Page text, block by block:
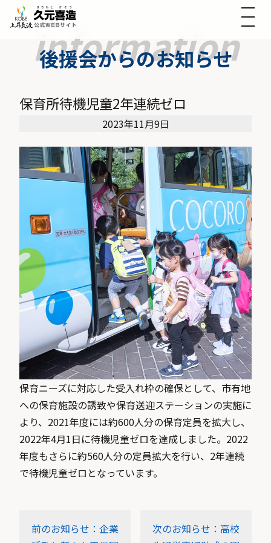
後援会からのお知らせ
保育所待機児童2年連続ゼロ
2023年11月9日
保育ニーズに対応した受入れ枠の確保として、市有地
への保育施設の誘致や保育送迎ステーションの実施に
より、2021年度には約600人分の保育定員を拡大し、
2022年4月1日に待機児童ゼロを達成しました。2022
年度もさらに約560人分の定員拡大を行い、2年連続
で待機児童ゼロとなっています。
前のお知らせ：企業
次のお知らせ：高校